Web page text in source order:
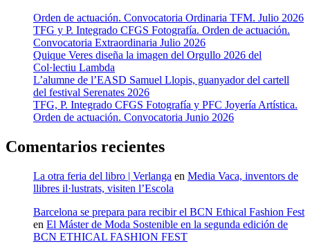
Orden de actuación. Convocatoria Ordinaria TFM. Julio 2026
TFG y P. Integrado CFGS Fotografía. Orden de actuación.
Convocatoria Extraordinaria Julio 2026
Quique Veres diseña la imagen del Orgullo 2026 del
Col·lectiu Lambda
L’alumne de l’EASD Samuel Llopis, guanyador del cartell
del festival Serenates 2026
TFG, P. Integrado CFGS Fotografía y PFC Joyería Artística.
Orden de actuación. Convocatoria Junio 2026
Comentarios recientes
La otra feria del libro | Verlanga en Media Vaca, inventors de
llibres il·lustrats, visiten l’Escola
Barcelona se prepara para recibir el BCN Ethical Fashion Fest
en El Máster de Moda Sostenible en la segunda edición de
BCN ETHICAL FASHION FEST